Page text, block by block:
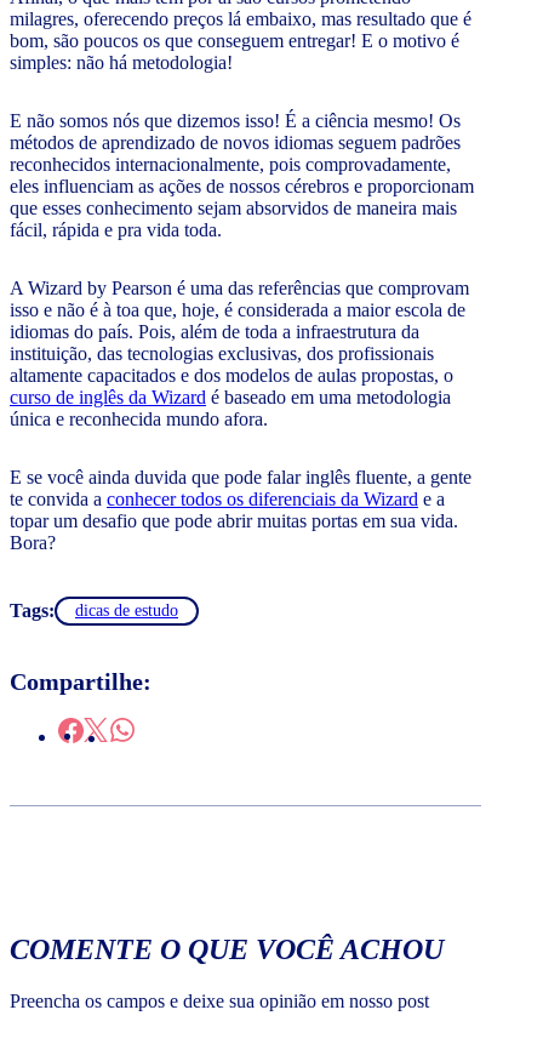
milagres, oferecendo preços lá embaixo, mas resultado que é
bom, são poucos os que conseguem entregar! E o motivo é
simples: não há metodologia!
E não somos nós que dizemos isso! É a ciência mesmo! Os
métodos de aprendizado de novos idiomas seguem padrões
reconhecidos internacionalmente, pois comprovadamente,
eles influenciam as ações de nossos cérebros e proporcionam
que esses conhecimento sejam absorvidos de maneira mais
fácil, rápida e pra vida toda.
A Wizard by Pearson é uma das referências que comprovam
isso e não é à toa que, hoje, é considerada a maior escola de
idiomas do país. Pois, além de toda a infraestrutura da
instituição, das tecnologias exclusivas, dos profissionais
altamente capacitados e dos modelos de aulas propostas, o
curso de inglês da Wizard é baseado em uma metodologia
única e reconhecida mundo afora.
E se você ainda duvida que pode falar inglês fluente, a gente
te convida a conhecer todos os diferenciais da Wizard e a
topar um desafio que pode abrir muitas portas em sua vida.
Bora?
Tags: dicas de estudo
Compartilhe:
COMENTE O QUE VOCÊ ACHOU
Preencha os campos e deixe sua opinião em nosso post